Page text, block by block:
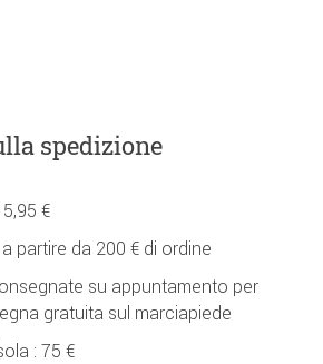
spedizione
€
partire da 200 € di ordine
su appuntamento per
gratuita sul marciapiede
: 75 €